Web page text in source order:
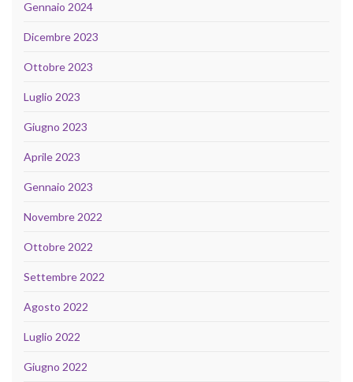
Gennaio 2024
Dicembre 2023
Ottobre 2023
Luglio 2023
Giugno 2023
Aprile 2023
Gennaio 2023
Novembre 2022
Ottobre 2022
Settembre 2022
Agosto 2022
Luglio 2022
Giugno 2022